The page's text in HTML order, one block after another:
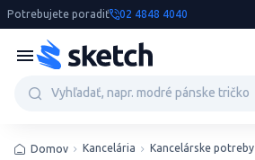
Potrebujete poradiť 02 4848 4040
Domov Kancelária Kancelárske potreby